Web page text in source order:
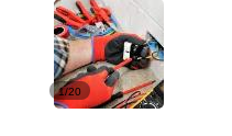
1/20